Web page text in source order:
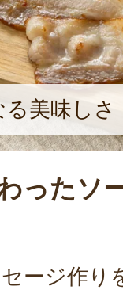
られるもの
。「そし
もらえれば
笑顔で語っ
美味しさ
ったソ
ージ作り